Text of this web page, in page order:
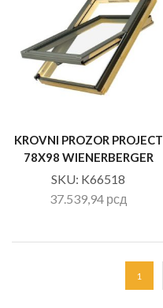
KROVNI PROZOR PROJECT
78X98 WIENERBERGER
SKU: K66518
37.539,94 рсд
1